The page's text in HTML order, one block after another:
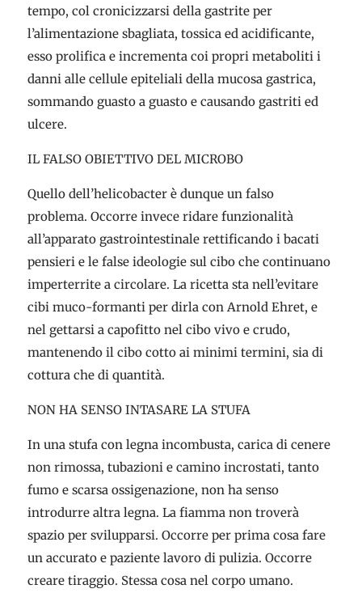
tempo, col cronicizzarsi della gastrite per
l’alimentazione sbagliata, tossica ed acidificante,
esso prolifica e incrementa coi propri metaboliti i
danni alle cellule epiteliali della mucosa gastrica,
sommando guasto a guasto e causando gastriti ed
ulcere.
IL FALSO OBIETTIVO DEL MICROBO
Quello dell’helicobacter è dunque un falso
problema. Occorre invece ridare funzionalità
all’apparato gastrointestinale rettificando i bacati
pensieri e le false ideologie sul cibo che continuano
imperterrite a circolare. La ricetta sta nell’evitare
cibi muco-formanti per dirla con Arnold Ehret, e
nel gettarsi a capofitto nel cibo vivo e crudo,
mantenendo il cibo cotto ai minimi termini, sia di
cottura che di quantità.
NON HA SENSO INTASARE LA STUFA
In una stufa con legna incombusta, carica di cenere
non rimossa, tubazioni e camino incrostati, tanto
fumo e scarsa ossigenazione, non ha senso
introdurre altra legna. La fiamma non troverà
spazio per svilupparsi. Occorre per prima cosa fare
un accurato e paziente lavoro di pulizia. Occorre
creare tiraggio. Stessa cosa nel corpo umano.